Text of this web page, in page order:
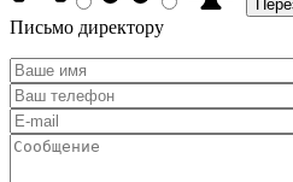
Письмо директору